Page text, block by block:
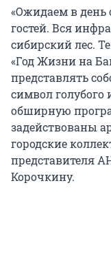
«Ожидаем в день
гостей. Вся
сибирский лес.
«Год Жизни на
представлять
символ голубого
обширную
задействованы
городские
представителя
Корочкину.